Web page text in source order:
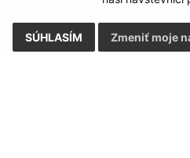
SÚHLASÍM Zmeniť moje